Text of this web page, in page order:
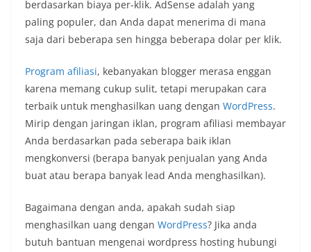
berdasarkan biaya per-klik. AdSense adalah yang
paling populer, dan Anda dapat menerima di mana
saja dari beberapa sen hingga beberapa dolar per klik.
Program afiliasi, kebanyakan blogger merasa enggan
karena memang cukup sulit, tetapi merupakan cara
terbaik untuk menghasilkan uang dengan WordPress.
Mirip dengan jaringan iklan, program afiliasi membayar
Anda berdasarkan pada seberapa baik iklan
mengkonversi (berapa banyak penjualan yang Anda
buat atau berapa banyak lead Anda menghasilkan).
Bagaimana dengan anda, apakah sudah siap
menghasilkan uang dengan WordPress? Jika anda
butuh bantuan mengenai wordpress hosting hubungi